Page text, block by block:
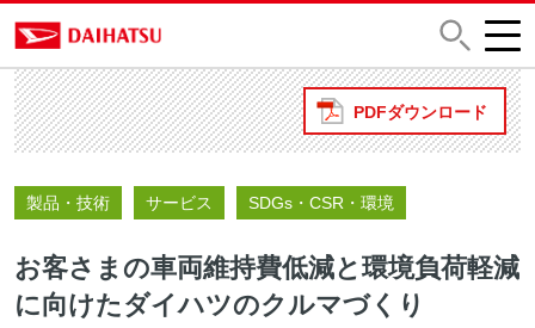
PDFダウンロード
製品・技術 サービス SDGs・CSR・環境
お客さまの車両維持費低減と環境負荷軽減
に向けたダイハツのクルマづくり